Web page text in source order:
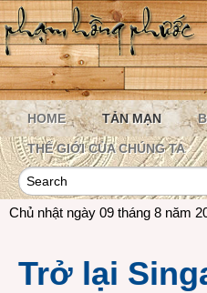
HOME TẢN MẠN
THẾ GIỚI CỦA CHÚNG TA
Chủ nhật ngày 09 tháng 8 năm
Trở lại